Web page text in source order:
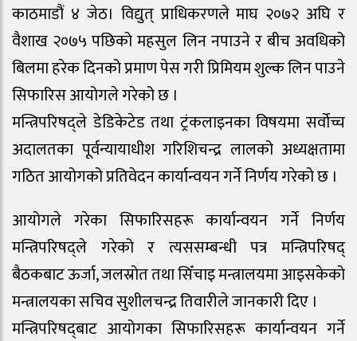
काठमाडौं ४ जेठ। विद्युत् प्राधिकरणले माघ २०७२ अघि र
वैशाख २०७५ पछिको महसुल लिन नपाउने र बीच अवधिको
बिलमा हरेक दिनको प्रमाण पेस गरी प्रिमियम शुल्क लिन पाउने
सिफारिस आयोगले गरेको छ ।
मन्त्रिपरिषद्ले डेडिकेटेड तथा ट्रंकलाइनका विषयमा सर्वोच्च
अदालतका पूर्वन्यायाधीश गरिशिचन्द्र लालको अध्यक्षतामा
गठित आयोगको प्रतिवेदन कार्यान्वयन गर्ने निर्णय गरेको छ ।
आयोगले गरेका सिफारिसहरू कार्यान्वयन गर्ने निर्णय
मन्त्रिपरिषद्ले गरेको र त्यससम्बन्धी पत्र मन्त्रिपरिषद्
बैठकबाट ऊर्जा, जलस्रोत तथा सिँचाइ मन्त्रालयमा आइसकेको
मन्त्रालयका सचिव सुशीलचन्द्र तिवारीले जानकारी दिए ।
मन्त्रिपरिषद्‍बाट आयोगका सिफारिसहरू कार्यान्वयन गर्ने